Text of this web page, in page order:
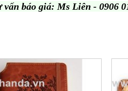
vấn báo giá: Ms Liên - 0906